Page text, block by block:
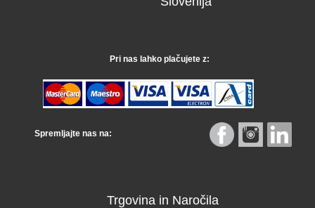
Pri nas lahko plačujete z:
Spremljajte nas na:
Trgovina in Naročila